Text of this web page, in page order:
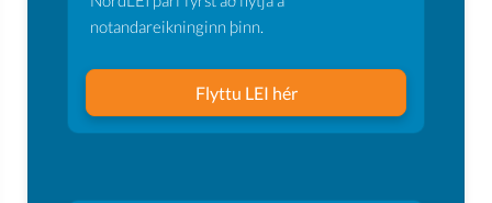
notandareikninginn þinn.
Flyttu LEI hér